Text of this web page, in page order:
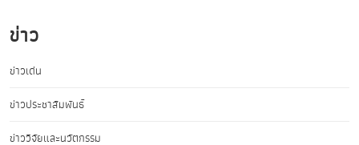
ข่าว
ข่าวเด่น
ข่าวประชาสัมพันธ์
ข่าววิจัยและนวัตกรรม